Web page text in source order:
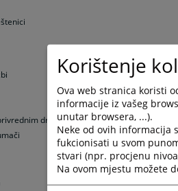
društvima
Korištenje
Ova web stranica koristi
informacije iz vašeg
unutar browsera, ...).
Neke od ovih informacija
fukcionisati u svom
stvari (npr. procjenu
Na ovom mjestu možete